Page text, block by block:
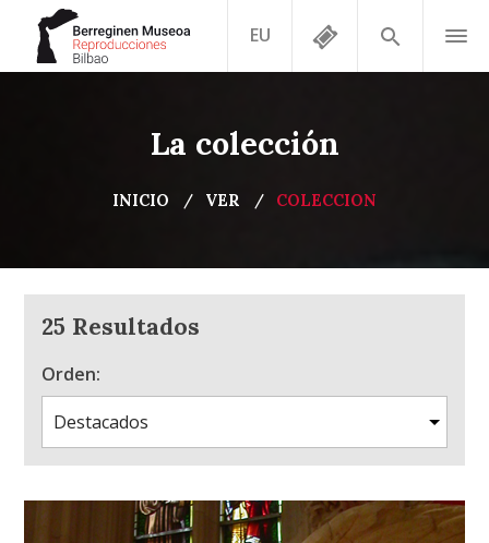
EU
La colección
INICIO VER COLECCION
25 Resultados
Orden: